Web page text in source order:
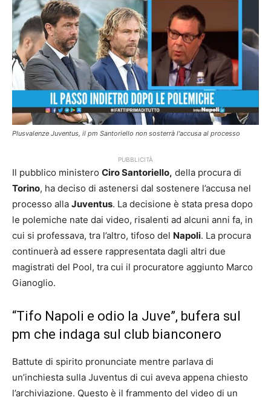
Plusvalenze Juventus, il pm Santoriello non sosterrà l'accusa al processo
PUBBLICITÀ
Il pubblico ministero Ciro Santoriello, della procura di
Torino, ha deciso di astenersi dal sostenere l’accusa nel
processo alla Juventus. La decisione è stata presa dopo
le polemiche nate dai video, risalenti ad alcuni anni fa, in
cui si professava, tra l’altro, tifoso del Napoli. La procura
continuerà ad essere rappresentata dagli altri due
magistrati del Pool, tra cui il procuratore aggiunto Marco
Gianoglio.
“Tifo Napoli e odio la Juve”, bufera sul
pm che indaga sul club bianconero
Battute di spirito pronunciate mentre parlava di
un’inchiesta sulla Juventus di cui aveva appena chiesto
l’archiviazione. Questo è il frammento del video di un